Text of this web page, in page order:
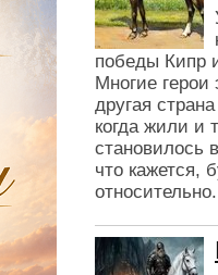
победы Кипр
Многие
другая
когда жили и
становилось
что кажется,